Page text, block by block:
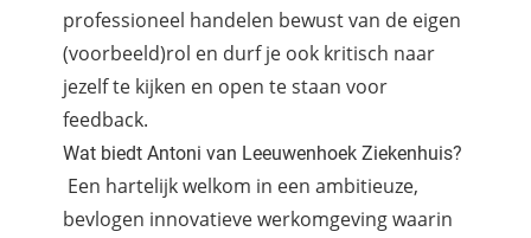
professioneel handelen bewust van de eigen
(voorbeeld)rol en durf je ook kritisch naar
jezelf te kijken en open te staan voor
feedback.
Wat biedt Antoni van Leeuwenhoek Ziekenhuis?
Een hartelijk welkom in een ambitieuze,
bevlogen innovatieve werkomgeving waarin